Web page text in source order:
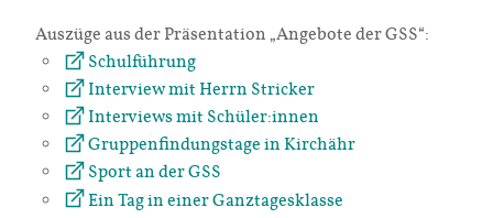
Auszüge aus der Präsentation „Angebote der GSS“:
Schulführung
Interview mit Herrn Stricker
Interviews mit Schüler:innen
Gruppenfindungstage in Kirchähr
Sport an der GSS
Ein Tag in einer Ganztagesklasse